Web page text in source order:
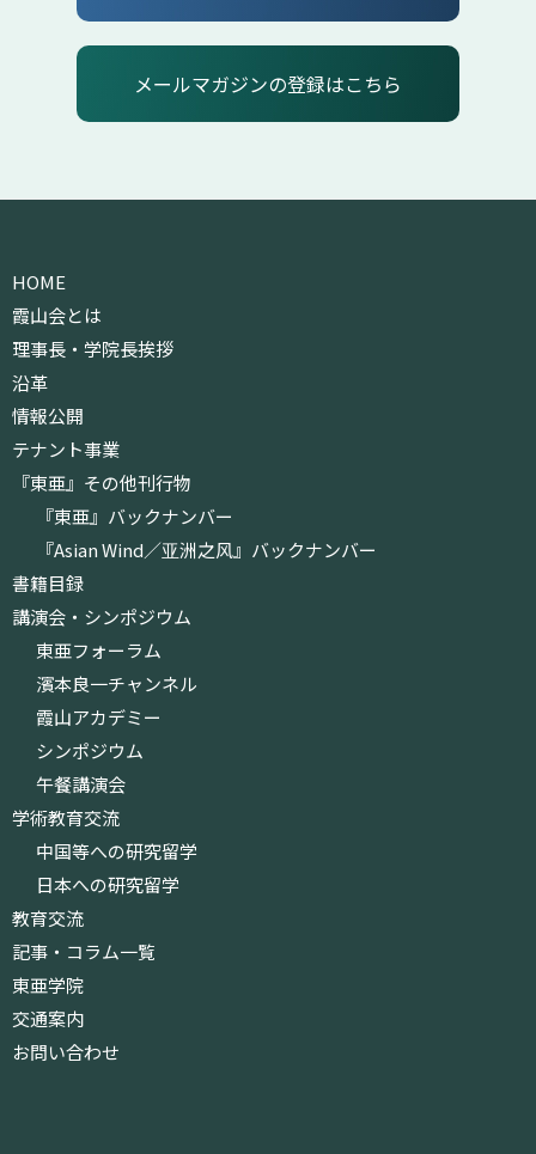
メールマガジンの登録はこちら
HOME
霞山会とは
理事長・学院長挨拶
沿革
情報公開
テナント事業
『東亜』その他刊行物
『東亜』バックナンバー
『Asian Wind／亚洲之风』バックナンバー
書籍目録
講演会・シンポジウム
東亜フォーラム
濱本良一チャンネル
霞山アカデミー
シンポジウム
午餐講演会
学術教育交流
中国等への研究留学
日本への研究留学
教育交流
記事・コラム一覧
東亜学院
交通案内
お問い合わせ